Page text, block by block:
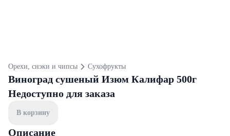
Орехи, снэки и чипсы Сухофрукты
Виноград сушеный Изюм Калифар 500г
Недоступно для заказа
В корзину
Описание